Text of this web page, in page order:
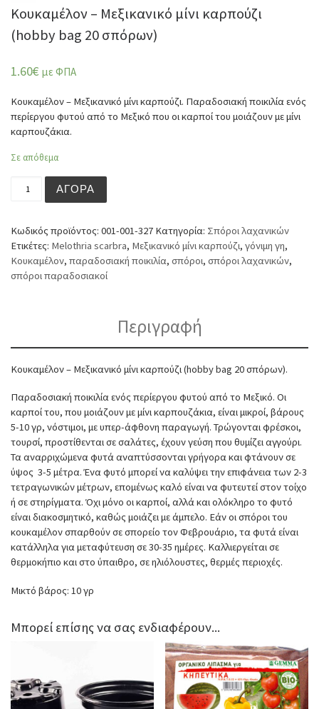
Κουκαμέλον – Mεξικανικό μίνι καρπούζι
(hobby bag 20 σπόρων)
1.60€ με ΦΠΑ
Κουκαμέλον – Mεξικανικό μίνι καρπούζι. Παραδοσιακή ποικιλία ενός
περίεργου φυτού από το Μεξικό που οι καρποί του μοιάζουν με μίνι
καρπουζάκια.
Σε απόθεμα
ΑΓΟΡΆ
Κωδικός προϊόντος: 001-001-327 Κατηγορία: Σπόροι λαχανικών
Ετικέτες: Melothria scarbra, Mεξικανικό μίνι καρπούζι, γόνιμη γη,
Κουκαμέλον, παραδοσιακή ποικιλία, σπόροι, σπόροι λαχανικών,
σπόροι παραδοσιακοί
Περιγραφή
Κουκαμέλον – Mεξικανικό μίνι καρπούζι (hobby bag 20 σπόρων).
Παραδοσιακή ποικιλία ενός περίεργου φυτού από το Μεξικό. Οι
καρποί του, που μοιάζουν με μίνι καρπουζάκια, είναι μικροί, βάρους
5-10 γρ, νόστιμοι, με υπερ-άφθονη παραγωγή. Τρώγονται φρέσκοι,
τουρσί, προστίθενται σε σαλάτες, έχουν γεύση που θυμίζει αγγούρι.
Τα αναρριχώμενα φυτά αναπτύσσονται γρήγορα και φτάνουν σε
ύψος 3-5 μέτρα. Ένα φυτό μπορεί να καλύψει την επιφάνεια των 2-3
τετραγωνικών μέτρων, επομένως καλό είναι να φυτευτεί στον τοίχο
ή σε στηρίγματα. Όχι μόνο οι καρποί, αλλά και ολόκληρο το φυτό
είναι διακοσμητικό, καθώς μοιάζει με άμπελο. Εάν οι σπόροι του
κουκαμέλον σπαρθούν σε σπορείο τον Φεβρουάριο, τα φυτά είναι
κατάλληλα για μεταφύτευση σε 30-35 ημέρες. Καλλιεργείται σε
θερμοκήπιο και στο ύπαιθρο, σε ηλιόλουστες, θερμές περιοχές.
Μικτό βάρος: 10 γρ
Μπορεί επίσης να σας ενδιαφέρουν...